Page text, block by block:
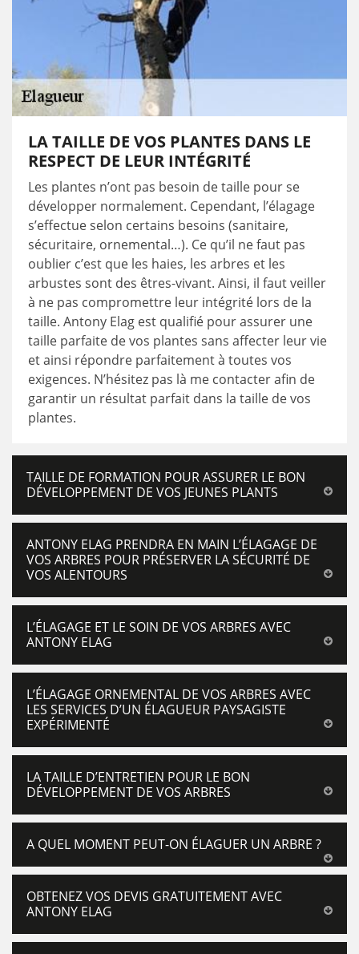
LA TAILLE DE VOS PLANTES DANS LE
RESPECT DE LEUR INTÉGRITÉ
Les plantes n’ont pas besoin de taille pour se
développer normalement. Cependant, l’élagage
s’effectue selon certains besoins (sanitaire,
sécuritaire, ornemental…). Ce qu’il ne faut pas
oublier c’est que les haies, les arbres et les
arbustes sont des êtres-vivant. Ainsi, il faut veiller
à ne pas compromettre leur intégrité lors de la
taille. Antony Elag est qualifié pour assurer une
taille parfaite de vos plantes sans affecter leur vie
et ainsi répondre parfaitement à toutes vos
exigences. N’hésitez pas là me contacter afin de
garantir un résultat parfait dans la taille de vos
plantes.
TAILLE DE FORMATION POUR ASSURER LE BON
DÉVELOPPEMENT DE VOS JEUNES PLANTS
ANTONY ELAG PRENDRA EN MAIN L’ÉLAGAGE DE
VOS ARBRES POUR PRÉSERVER LA SÉCURITÉ DE
VOS ALENTOURS
L’ÉLAGAGE ET LE SOIN DE VOS ARBRES AVEC
ANTONY ELAG
L’ÉLAGAGE ORNEMENTAL DE VOS ARBRES AVEC
LES SERVICES D’UN ÉLAGUEUR PAYSAGISTE
EXPÉRIMENTÉ
LA TAILLE D’ENTRETIEN POUR LE BON
DÉVELOPPEMENT DE VOS ARBRES
A QUEL MOMENT PEUT-ON ÉLAGUER UN ARBRE ?
OBTENEZ VOS DEVIS GRATUITEMENT AVEC
ANTONY ELAG